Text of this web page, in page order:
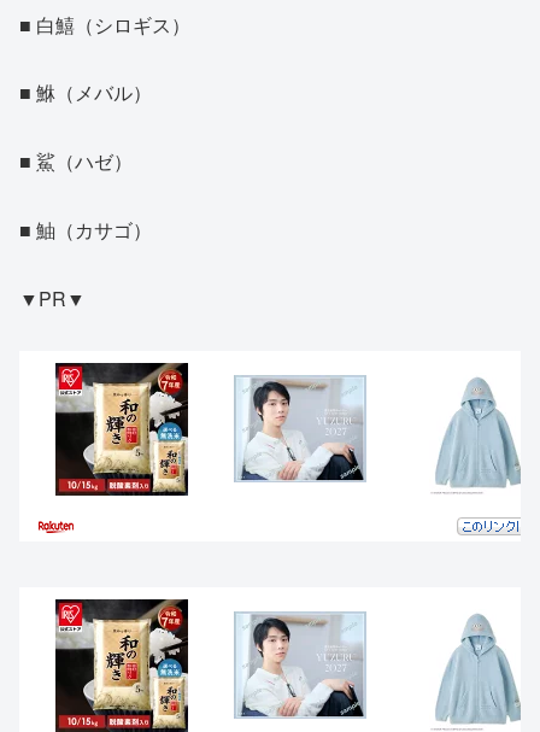
■ 白鱚（シロギス）
■ 鮴（メバル）
■ 鯊（ハゼ）
■ 鮋（カサゴ）
▼PR▼